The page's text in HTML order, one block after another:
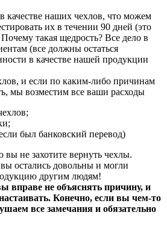
качестве наших чехлов, что можем
их в течении 90 дней (это
такая щедрость? Все дело в
(все должны остаться
в качестве нашей продукции
и если по каким-либо причинам
мы возместим все ваши расходы
был банковский перевод)
не захотите вернуть чехлы.
остались довольны и могли
другим людям!
вправе не объяснять причину, и
Конечно, если вы чем-то
все замечания и обязательно